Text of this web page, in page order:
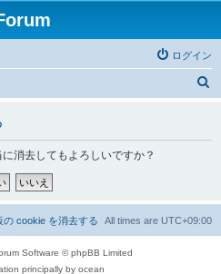
ログイン
消去してもよろしいですか？
All times are UTC+09:00
の cookie を消去する
Software © phpBB Limited
principally by ocean